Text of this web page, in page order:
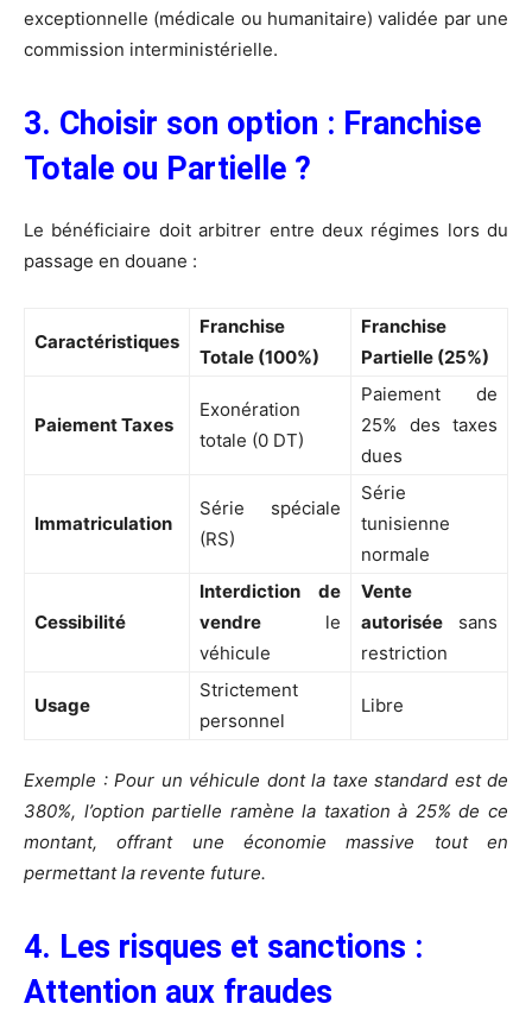
exceptionnelle (médicale ou humanitaire) validée par une
commission interministérielle.
3. Choisir son option : Franchise
Totale ou Partielle ?
Le bénéficiaire doit arbitrer entre deux régimes lors du
passage en douane :
Caractéristiques
Franchise
Totale (100%)
Franchise
Partielle (25%)
Paiement Taxes
Exonération
totale (0 DT)
Paiement de
25% des taxes
dues
Immatriculation
Série spéciale
(RS)
Série
tunisienne
normale
Cessibilité
Interdiction de
vendre le
véhicule
Vente
autorisée sans
restriction
Usage
Strictement
personnel
Libre
Exemple : Pour un véhicule dont la taxe standard est de
380%, l’option partielle ramène la taxation à 25% de ce
montant, offrant une économie massive tout en
permettant la revente future.
4. Les risques et sanctions :
Attention aux fraudes